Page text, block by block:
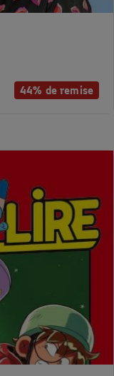
44% de remise